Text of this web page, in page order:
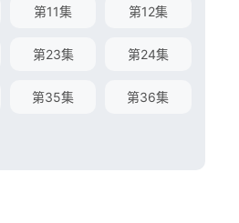
第11集 第12集
第23集 第24集
第35集 第36集